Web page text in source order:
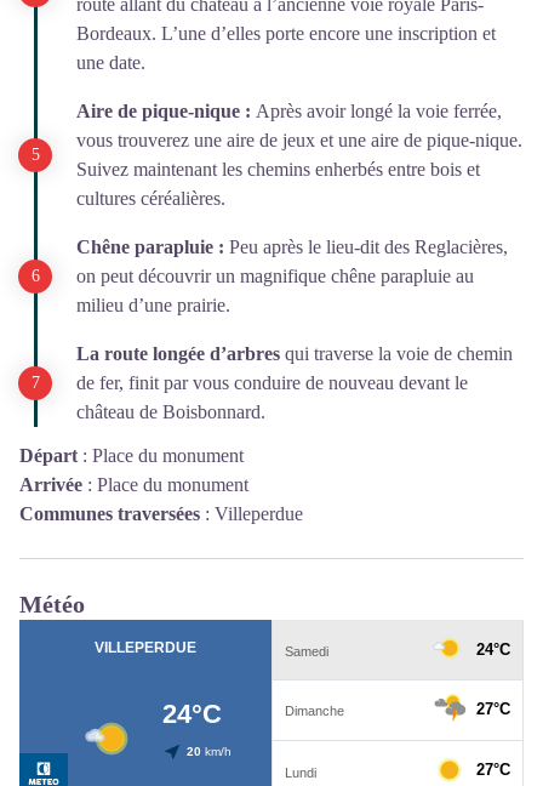
route allant du château à l’ancienne voie royale Paris-
Bordeaux. L’une d’elles porte encore une inscription et
une date.
Aire de pique-nique : Après avoir longé la voie ferrée,
vous trouverez une aire de jeux et une aire de pique-nique.
Suivez maintenant les chemins enherbés entre bois et
cultures céréalières.
Chêne parapluie : Peu après le lieu-dit des Reglacières,
on peut découvrir un magnifique chêne parapluie au
milieu d’une prairie.
La route longée d’arbres qui traverse la voie de chemin
de fer, finit par vous conduire de nouveau devant le
château de Boisbonnard.
Départ : Place du monument
Arrivée : Place du monument
Communes traversées : Villeperdue
Météo